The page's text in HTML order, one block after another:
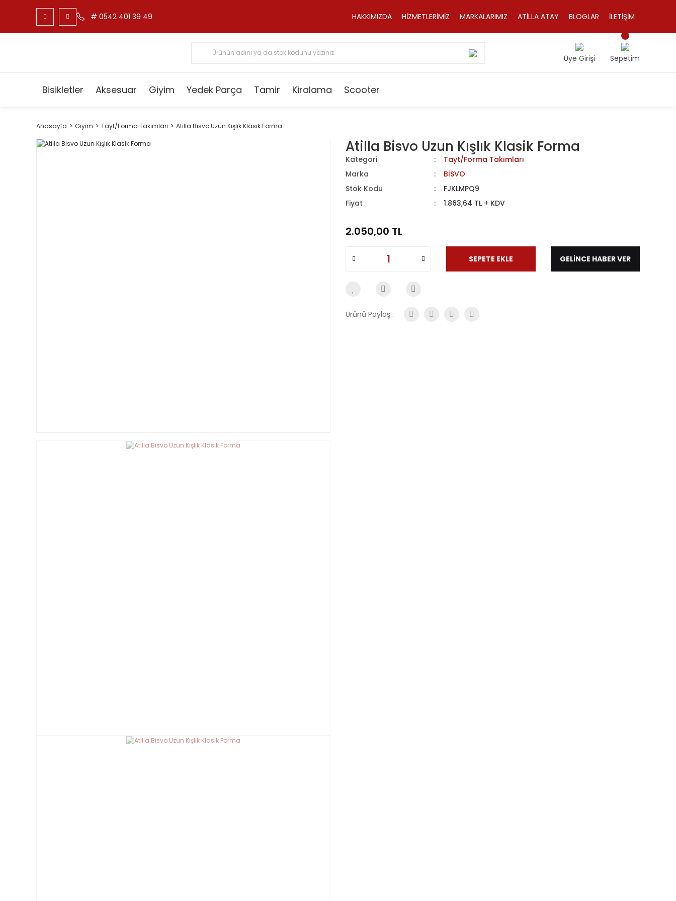
# 0542 401 39 49 HAKKIMIZDA HİZMETLERİMİZ MARKALARIMIZ ATİLLA ATAY BLOGLAR İLETİŞİM
Üye Girişi Sepetim
Bisikletler Aksesuar Giyim Yedek Parça Tamir Kiralama Scooter
Anasayfa Giyim Tayt/Forma Takımları Atilla Bisvo Uzun Kışlık Klasik Forma
Atilla Bisvo Uzun Kışlık Klasik Forma
Kategori
Tayt/Forma Takımları
Marka
BİSVO
Stok Kodu
FJKLMPQ9
Fiyat
1.863,64 TL + KDV
2.050,00 TL
SEPETE EKLE GELİNCE HABER VER
Ürünü Paylaş :